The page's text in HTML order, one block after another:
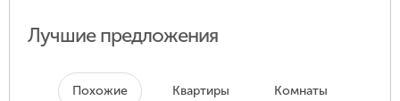
Лучшие предложения
Похожие Квартиры Комнаты